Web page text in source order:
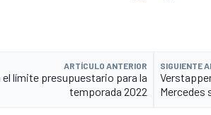
ARTÍCULO ANTERIOR
el límite presupuestario para la
temporada 2022
SIGUIENTE
Mercedes